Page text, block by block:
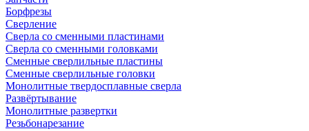
Борфрезы
Сверление
Сверла со сменными пластинами
Сверла со сменными головками
Сменные сверлильные пластины
Сменные сверлильные головки
Монолитные твердосплавные сверла
Развёртывание
Монолитные развертки
Резьбонарезание